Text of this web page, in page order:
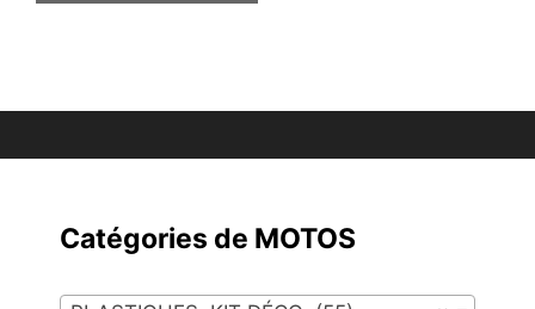
Catégories de MOTOS